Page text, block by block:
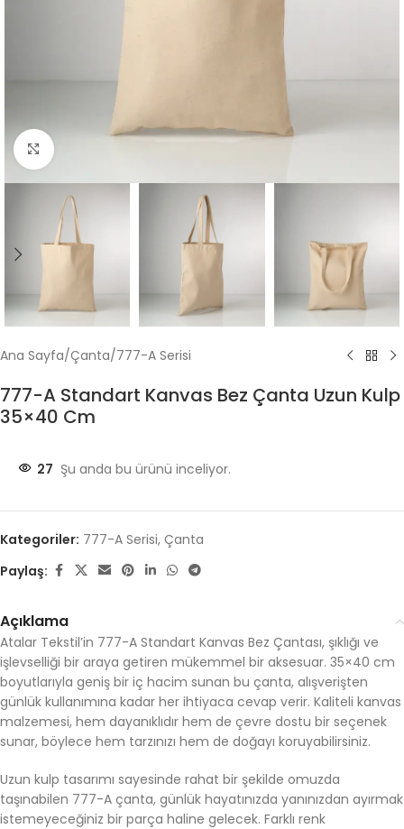
Büyütmek için tıklayın
Ana Sayfa/Çanta/777-A Serisi
777-A Standart Kanvas Bez Çanta Uzun Kulp
35×40 Cm
27 Şu anda bu ürünü inceliyor.
Kategoriler: 777-A Serisi, Çanta
Paylaş:
Açıklama
Atalar Tekstil’in 777-A Standart Kanvas Bez Çantası, şıklığı ve
işlevselliği bir araya getiren mükemmel bir aksesuar. 35×40 cm
boyutlarıyla geniş bir iç hacim sunan bu çanta, alışverişten
günlük kullanımına kadar her ihtiyaca cevap verir. Kaliteli kanvas
malzemesi, hem dayanıklıdır hem de çevre dostu bir seçenek
sunar, böylece hem tarzınızı hem de doğayı koruyabilirsiniz.
Uzun kulp tasarımı sayesinde rahat bir şekilde omuzda
taşınabilen 777-A çanta, günlük hayatınızda yanınızdan ayırmak
istemeyeceğiniz bir parça haline gelecek. Farklı renk